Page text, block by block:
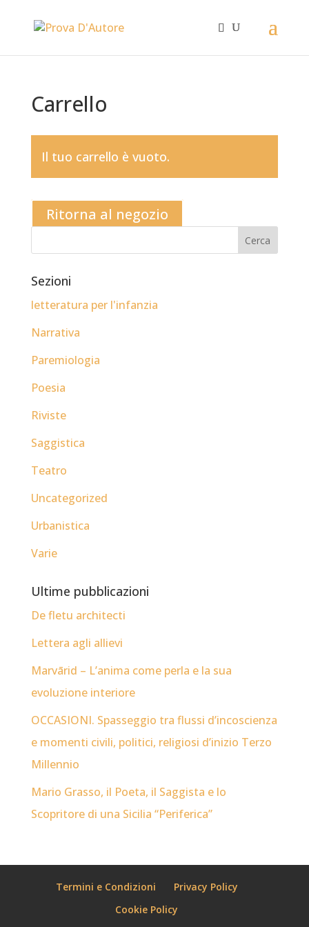
Carrello
Il tuo carrello è vuoto.
Ritorna al negozio
Sezioni
letteratura per l'infanzia
Narrativa
Paremiologia
Poesia
Riviste
Saggistica
Teatro
Uncategorized
Urbanistica
Varie
Ultime pubblicazioni
De fletu architecti
Lettera agli allievi
Marvārid – L’anima come perla e la sua
evoluzione interiore
OCCASIONI. Spasseggio tra flussi d’incoscienza
e momenti civili, politici, religiosi d’inizio Terzo
Millennio
Mario Grasso, il Poeta, il Saggista e lo
Scopritore di una Sicilia “Periferica”
Termini e Condizioni
Privacy Policy
Cookie Policy